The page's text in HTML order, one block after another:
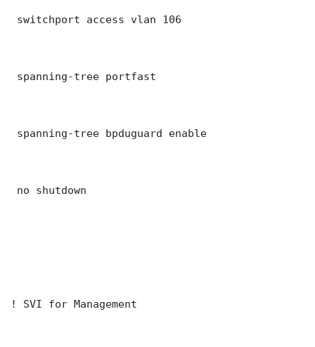
switchport access vlan 106
spanning-tree portfast
spanning-tree bpduguard enable
no shutdown
! SVI for Management